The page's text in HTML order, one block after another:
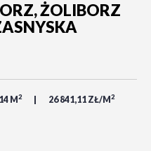
ŻOLIBORZ
M 2 26 841,11 ZŁ/M 2